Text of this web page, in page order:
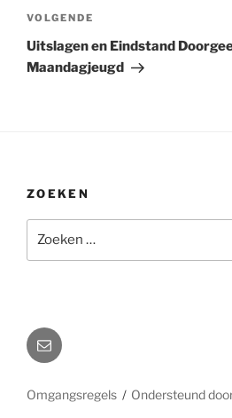
Volgend
bericht
VOLGENDE
Uitslagen en Eindstand
Maandagjeugd
ZOEKEN
naar:
E-
mail
webmaster
Omgangsregels Ondersteund